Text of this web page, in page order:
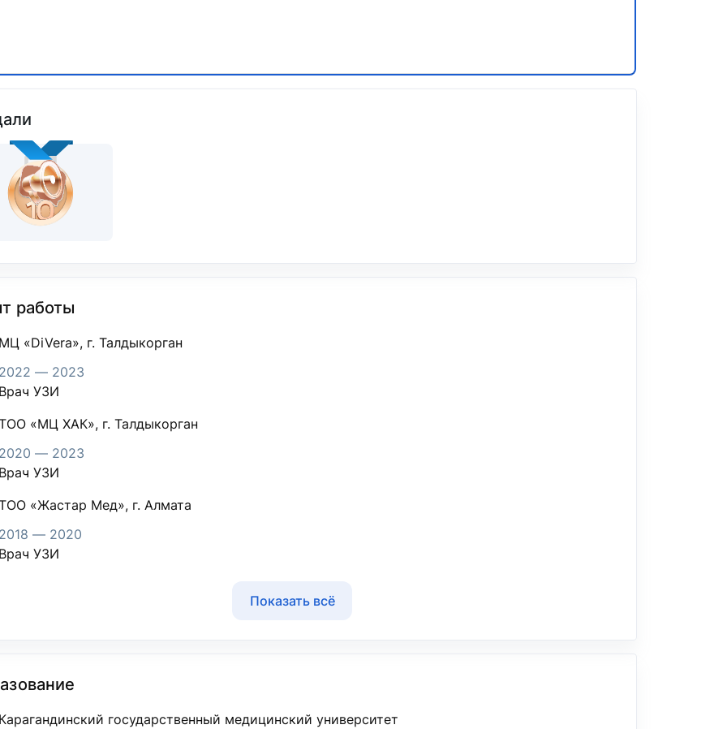
работы
«DiVera», г. Талдыкорган
— 2023
УЗИ
«МЦ ХАК», г. Талдыкорган
— 2023
УЗИ
«Жастар Мед», г. Алмата
— 2020
УЗИ
Показать всё
государственный медицинский университет